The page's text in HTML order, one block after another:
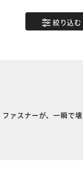
絞り込む
ァスナーが、一瞬で